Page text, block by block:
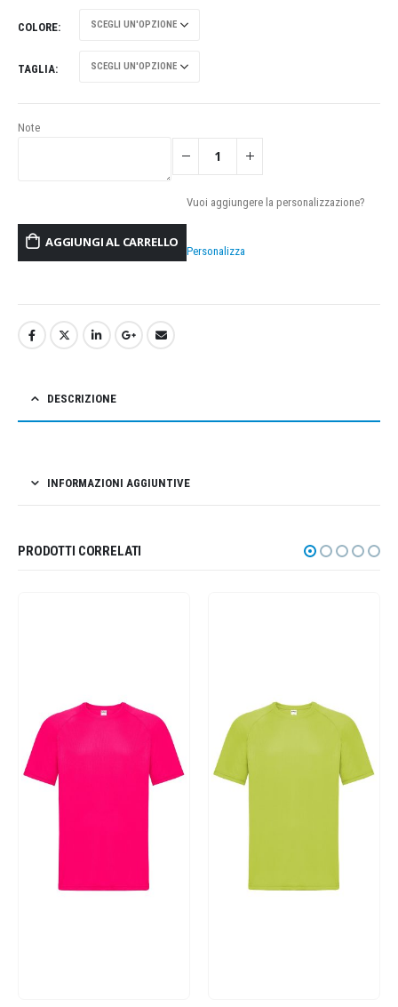
COLORE
TAGLIA
Note
AGGIUNGI AL CARRELLO
Vuoi aggiungere la personalizzazione?
Personalizza
DESCRIZIONE
INFORMAZIONI AGGIUNTIVE
PRODOTTI CORRELATI